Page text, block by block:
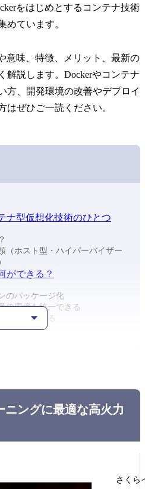
をはじめとするコンテナ技術
めています。
意味、特徴、メリット、最新の
解説します。Dockerやコンテナ
方、開発環境の改善やデプロイ
はぜひご一読ください。
ナ型仮想化技術のひとつ
（ホスト型・ハイパーバイザー
ができる？
のパッケージ化
の環境を統一できる
に活用できる
メリット
大している要因
ングに最適な高火力
さくら